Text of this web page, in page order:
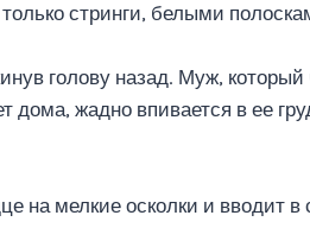
стринги, белыми
голову назад. Муж,
дома, жадно впивается в ее
на мелкие осколки и вводит в